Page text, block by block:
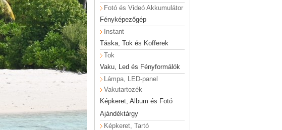
Fotó és Videó Akkumulátor
Fényképezőgép
Instant
Táska, Tok és Kofferek
Tok
Vaku, Led és Fényformálók
Lámpa, LED-panel
Vakutartozék
Képkeret, Album és Fotó
Ajándéktárgy
Képkeret, Tartó